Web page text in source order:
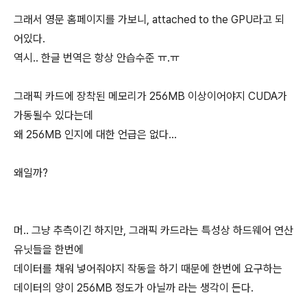
그래서 영문 홈페이지를 가보니, attached to the GPU라고 되
어있다.
역시.. 한글 번역은 항상 안습수준 ㅠ.ㅠ
그래픽 카드에 장착된 메모리가 256MB 이상이어야지 CUDA가
가동될수 있다는데
왜 256MB 인지에 대한 언급은 없다...
왜일까?
머.. 그냥 추측이긴 하지만, 그래픽 카드라는 특성상 하드웨어 연산
유닛들을 한번에
데이터를 채워 넣어줘야지 작동을 하기 때문에 한번에 요구하는
데이터의 양이 256MB 정도가 아닐까 라는 생각이 든다.